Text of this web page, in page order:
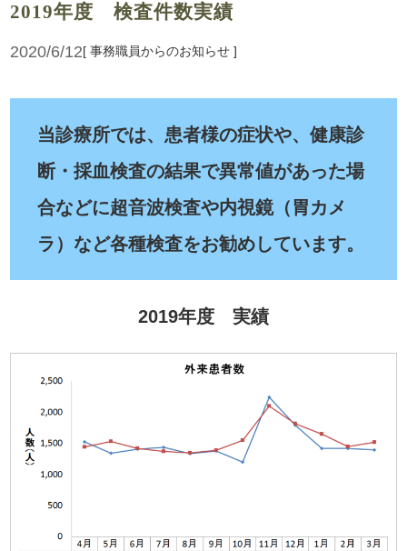
2019年度 検査件数実績
2020/6/12[ 事務職員からのお知らせ ]
当診療所では、患者様の症状や、健康診
断・採血検査の結果で異常値があった場
合などに超音波検査や内視鏡（胃カメ
ラ）など各種検査をお勧めしています。
2019年度 実績